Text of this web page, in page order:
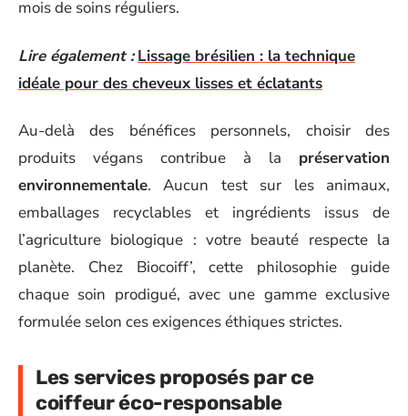
mois de soins réguliers.
Lire également : Lissage brésilien : la technique
idéale pour des cheveux lisses et éclatants
Au-delà des bénéfices personnels, choisir des
produits végans contribue à la préservation
environnementale. Aucun test sur les animaux,
emballages recyclables et ingrédients issus de
l’agriculture biologique : votre beauté respecte la
planète. Chez Biocoiff’, cette philosophie guide
chaque soin prodigué, avec une gamme exclusive
formulée selon ces exigences éthiques strictes.
Les services proposés par ce
coiffeur éco-responsable